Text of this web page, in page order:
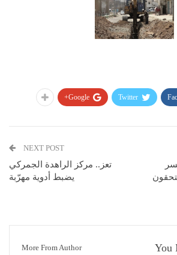
Twitter
Google+
NEXT POST
تعز.. مركز الراهدة الجمركي
يضبط أدوية مهرّبة
You
More From Author